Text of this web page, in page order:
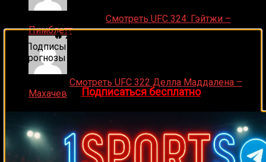
Смотреть UFC 324: Гэйтжи –
Пимблетт
Смотреть UFC 322 Делла Маддалена –
Махачев
Случайные боксеры
Дмитрий Кудряшов Лу Саварезе Дэн Хукер
Сантандер Сильгадо Джексон Джуниор Дос Сантос
Ноэ
🔥 Хочешь зарабатывать на спорте?
Подписывайся на наш Telegram-канал
прогнозы на единоборства и другие виды спорта
👉 Подписаться бесплатно